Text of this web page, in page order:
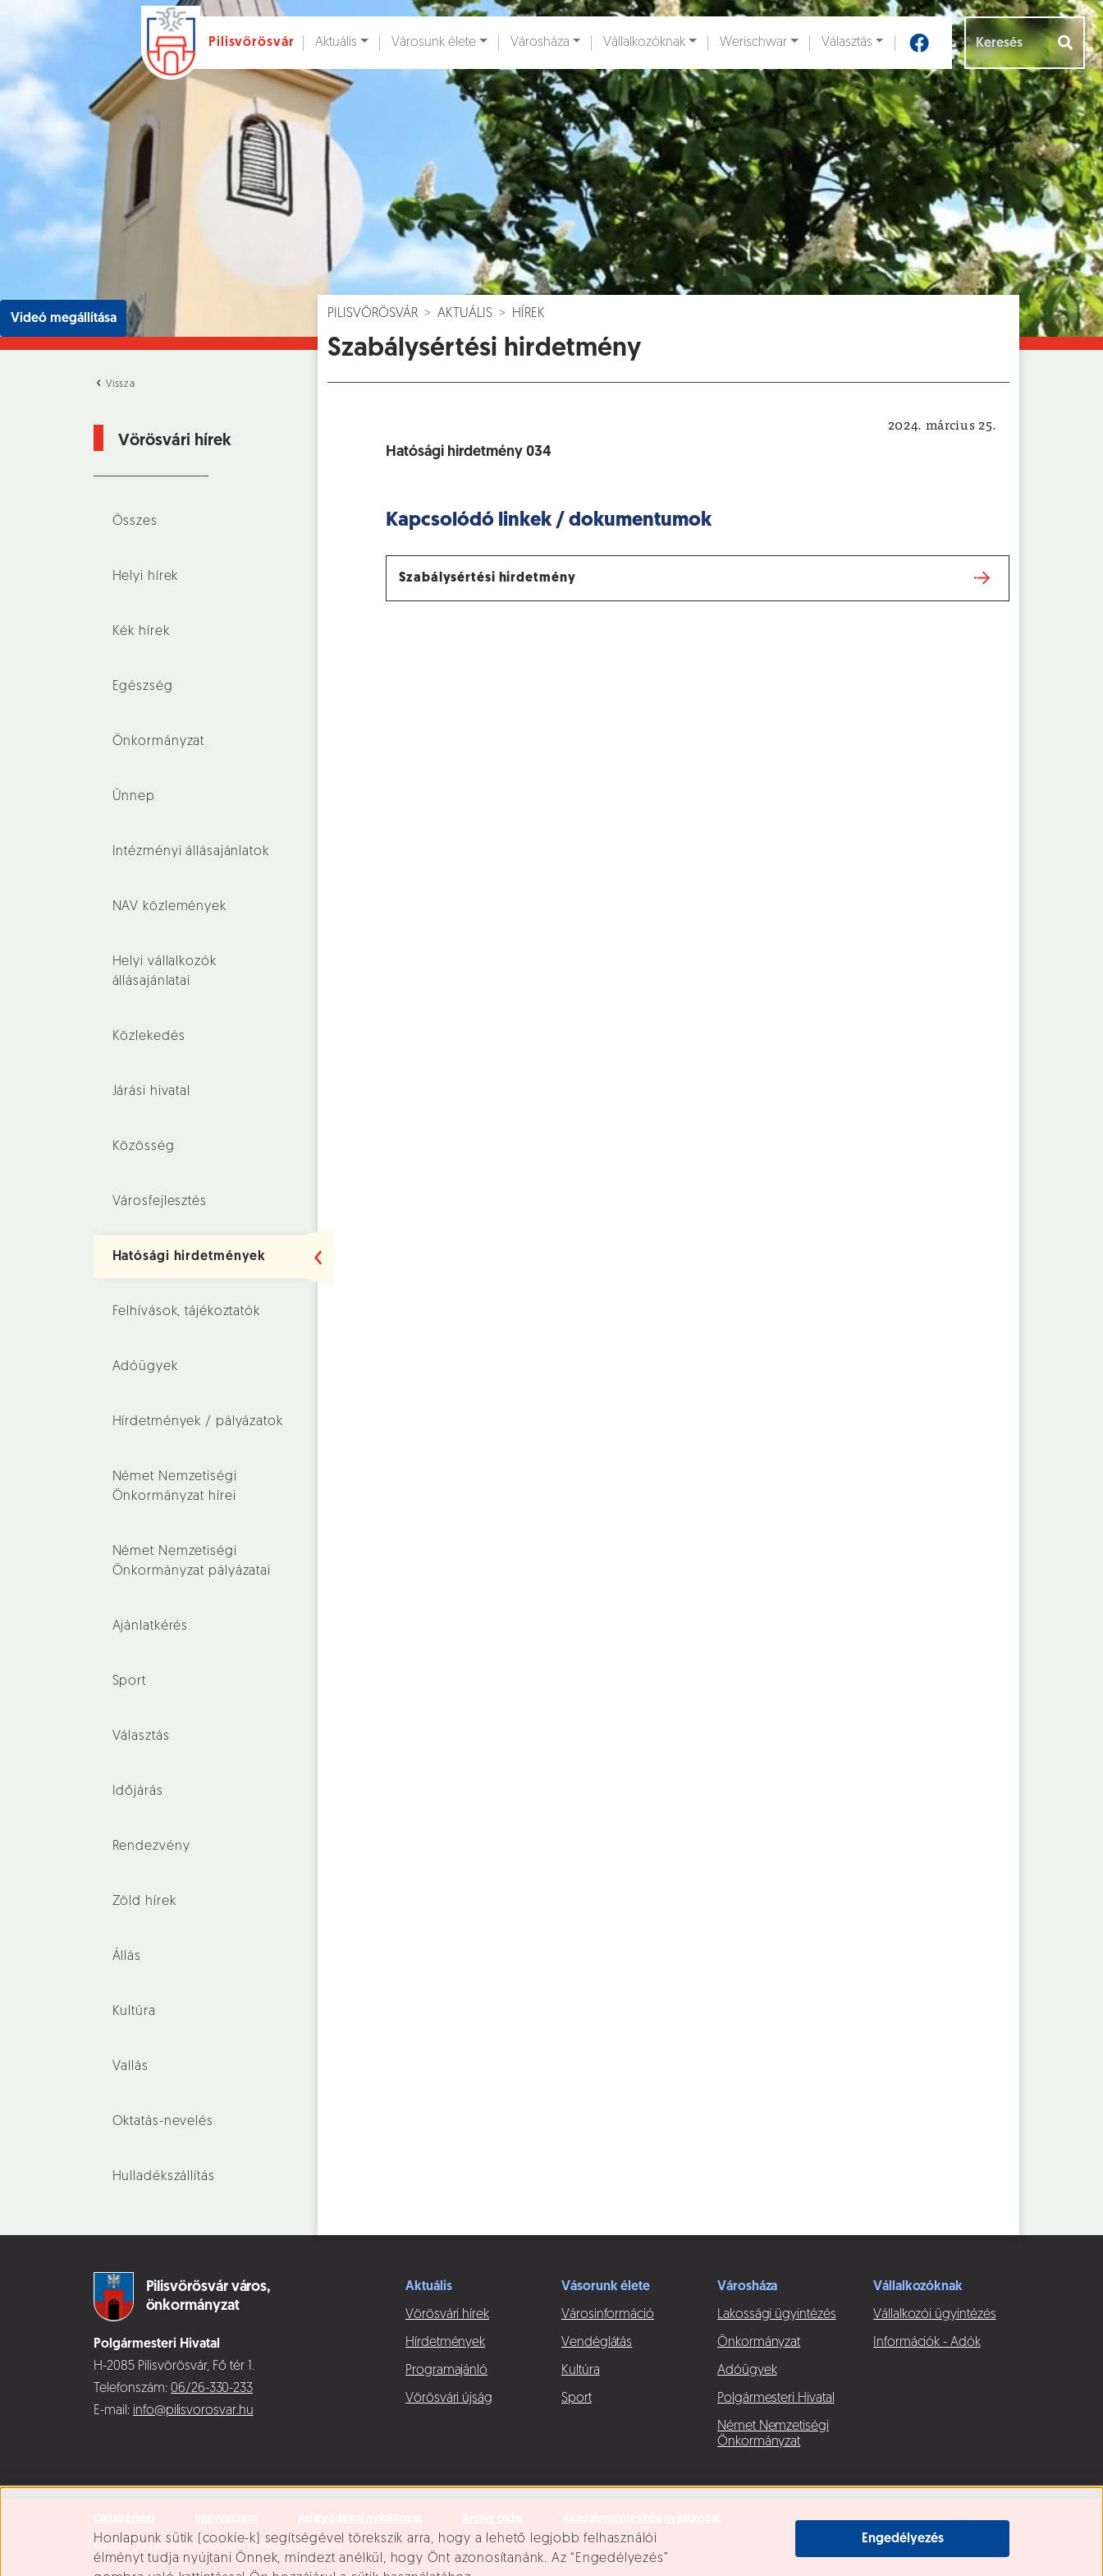
Süti beállítások
Honlapunk sütik (cookie-k) segítségével törekszik arra, hogy a lehető legjobb felhasználói
élményt tudja nyújtani Önnek, mindezt anélkül, hogy Önt azonosítanánk. Az “Engedélyezés”
Engedélyezés
Ugrás a fő tartalomhoz
Pilisvörösvár Aktuális Városunk élete Városháza Vállalkozóknak Werischwar Választás
Videó megállítása
Vissza
Vörösvári hírek
Összes
Helyi hírek
Kék hírek
Egészség
Önkormányzat
Ünnep
Intézményi állásajánlatok
NAV közlemények
Helyi vállalkozók
állásajánlatai
Közlekedés
Járási hivatal
Közösség
Városfejlesztés
Hatósági hirdetmények
Felhívások, tájékoztatók
Adóügyek
Hírdetmények / pályázatok
Német Nemzetiségi
Önkormányzat hírei
Német Nemzetiségi
Önkormányzat pályázatai
Ajánlatkérés
Sport
Választás
Időjárás
Rendezvény
Zöld hírek
Állás
Kultúra
Vallás
Oktatás-nevelés
Hulladékszállítás
PILISVÖRÖSVÁR AKTUÁLIS HÍREK
Szabálysértési hirdetmény
Hatósági hirdetmények
2024. március 25.
Hatósági hirdetmény 034
Kapcsolódó linkek / dokumentumok
Szabálysértési hirdetmény
Pilisvörösvár város,
önkormányzat
Polgármesteri Hivatal
H-2085 Pilisvörösvár, Fő tér 1.
Telefonszám: 06/26-330-233
E-mail: info@pilisvorosvar.hu
Aktuális
Vörösvári hírek
Hírdetmények
Programajánló
Vörösvári újság
Vásorunk élete
Városinformáció
Vendéglátás
Kultúra
Sport
Városháza
Lakossági ügyintézés
Önkormányzat
Adóügyek
Polgármesteri Hivatal
Német Nemzetiségi
Önkormányzat
Vállalkozóknak
Vállalkozói ügyintézés
Információk - Adók
Minden jog fenntartva © 2026 Pilisvörösvár Város
Hírek [ Események [] Dokumentumok [] Aloldalak []